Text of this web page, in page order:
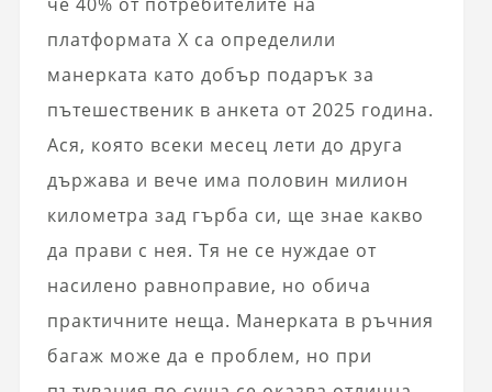
платформата X са определили
манерката като добър подарък за
пътешественик в анкета от 2025 година.
Ася, която всеки месец лети до друга
държава и вече има половин милион
километра зад гърба си, ще знае какво
да прави с нея. Тя не се нуждае от
насилено равноправие, но обича
практичните неща. Манерката в ръчния
багаж може да е проблем, но при